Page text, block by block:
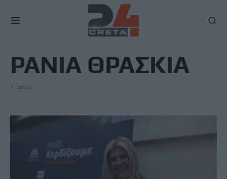
ΡΑΝΙΑ ΘΡΑΣΚΙΑ
1 άρθρο